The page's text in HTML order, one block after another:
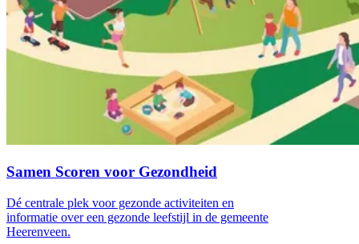
Samen Scoren voor Gezondheid
Dé centrale plek voor gezonde activiteiten en
informatie over een gezonde leefstijl in de gemeente
Heerenveen.